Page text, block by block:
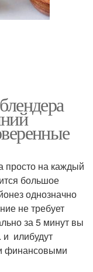
просто на каждый
большое
однозначно
не требует
за 5 минут вы
и илибудут
финансовыми